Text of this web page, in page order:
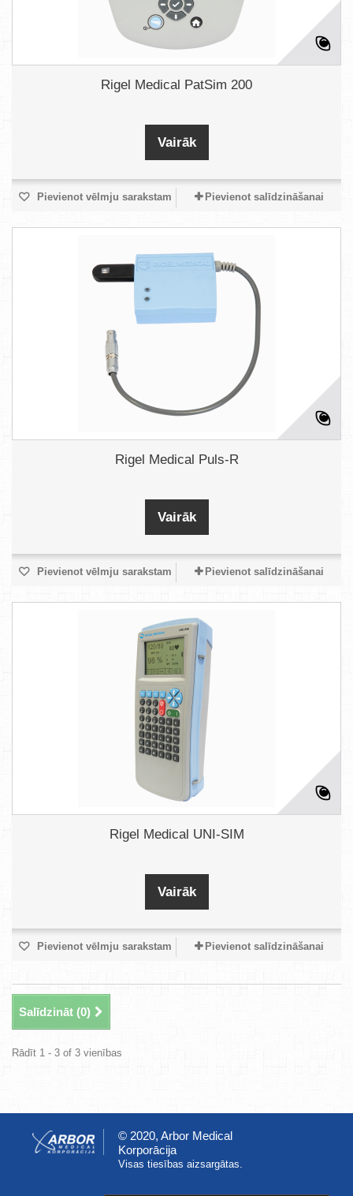
Rigel Medical PatSim 200
Vairāk
Pievienot vēlmju sarakstam Pievienot salīdzināšanai
Rigel Medical Puls-R
Vairāk
Pievienot vēlmju sarakstam Pievienot salīdzināšanai
Rigel Medical UNI-SIM
Vairāk
Pievienot vēlmju sarakstam Pievienot salīdzināšanai
Salīdzināt (0)
Rādīt 1 - 3 of 3 vienības
© 2020, Arbor Medical
Korporācija
Visas tiesības aizsargātas.